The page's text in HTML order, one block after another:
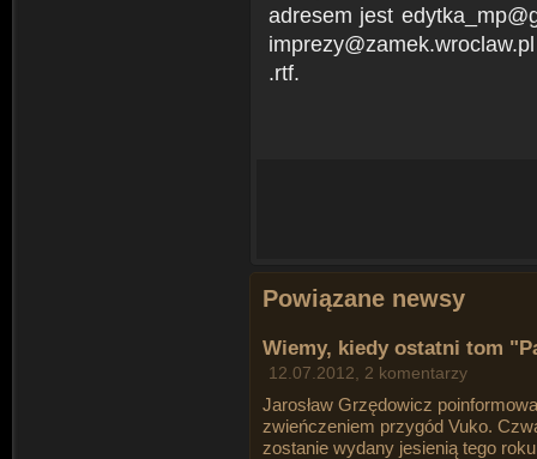
adresem jest
.rtf.
Powiązane newsy
Wiemy, kiedy ostatni tom
12.07.2012, 2 komentarzy
Jarosław Grzędowicz
zwieńczeniem przygód Vuko.
zostanie wydany jesienią tego